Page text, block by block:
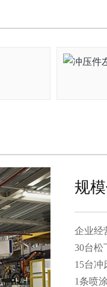
规
企业经
30台松
15台冲
1条喷涂